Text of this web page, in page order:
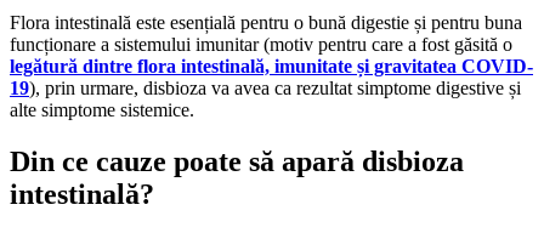
Flora intestinală este esențială pentru o bună digestie și pentru buna
funcționare a sistemului imunitar (motiv pentru care a fost găsită o
legătură dintre flora intestinală, imunitate și gravitatea COVID-
19), prin urmare, disbioza va avea ca rezultat simptome digestive și
alte simptome sistemice.
Din ce cauze poate să apară disbioza
intestinală?